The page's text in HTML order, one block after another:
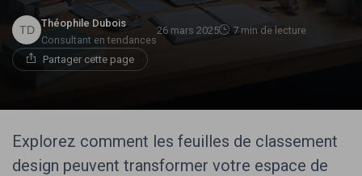
Théophile Dubois
Consultant en tendances
26 mars 2025 7 min de lecture
Partager cette page
Explorez comment les feuilles de classement
design peuvent transformer votre espace de